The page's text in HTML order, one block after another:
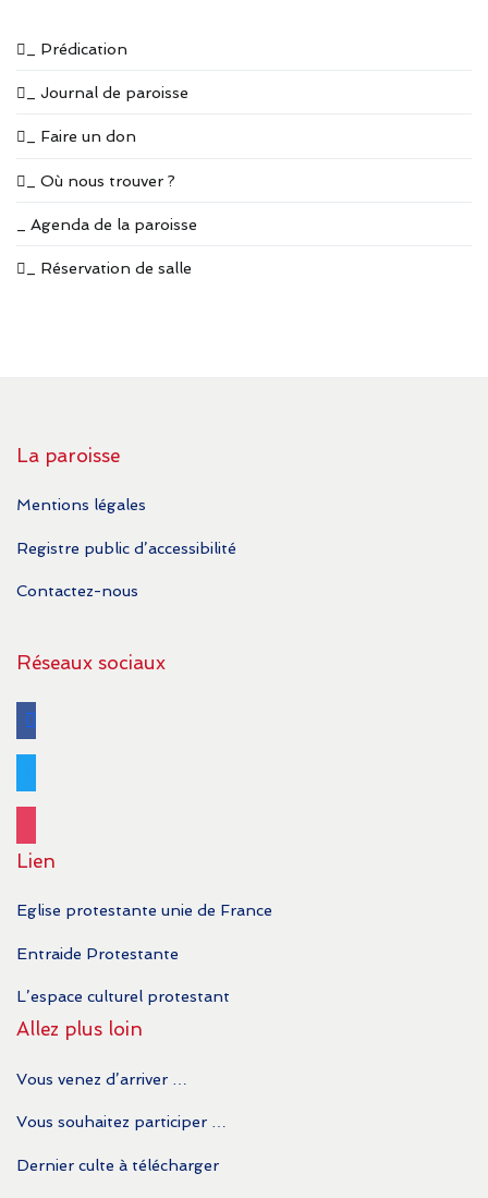
_ Prédication
_ Journal de paroisse
_ Faire un don
_ Où nous trouver ?
_ Agenda de la paroisse
_ Réservation de salle
La paroisse
Mentions légales
Registre public d’accessibilité
Contactez-nous
Réseaux sociaux
facebook
Lien
Eglise protestante unie de France
Entraide Protestante
L’espace culturel protestant
Allez plus loin
Vous venez d’arriver …
Vous souhaitez participer …
Dernier culte à télécharger